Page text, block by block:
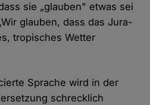
sie „glauben" etwas sei
glauben, dass das Jura-
tropisches Wetter
Sprache wird in der
schrecklich